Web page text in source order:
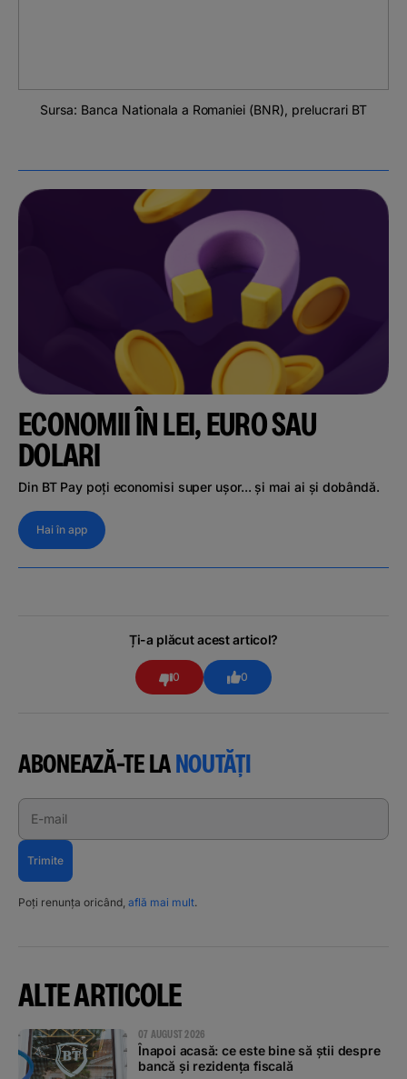
Sursa: Banca Nationala a Romaniei (BNR), prelucrari BT
ECONOMII ÎN LEI, EURO SAU
DOLARI
Din BT Pay poți economisi super ușor... și mai ai și dobândă.
Hai în app
Ți-a plăcut acest articol?
0 0
ABONEAZĂ-TE LANOUTĂȚI
E-mail
Trimite
Poți renunța oricând, află mai mult.
ALTE ARTICOLE
07 AUGUST 2026
Înapoi acasă: ce este bine să știi despre
bancă și rezidența fiscală